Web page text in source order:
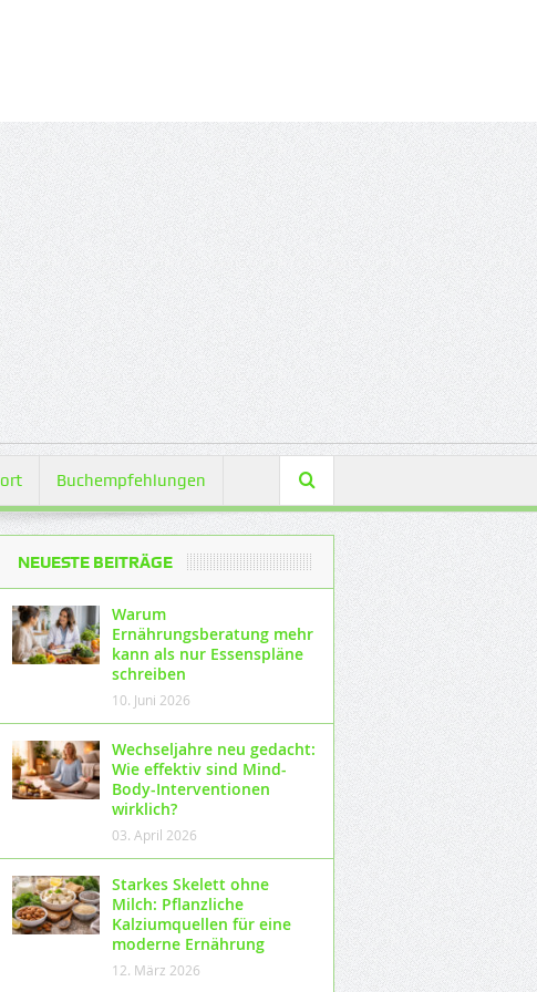
Buchempfehlungen
NEUESTE BEITRÄGE
Warum
Ernährungsberatung mehr
kann als nur Essenspläne
schreiben
10. Juni 2026
Wechseljahre neu gedacht:
Wie effektiv sind Mind-
Body-Interventionen
wirklich?
03. April 2026
Starkes Skelett ohne
Milch: Pflanzliche
Kalziumquellen für eine
moderne Ernährung
12. März 2026